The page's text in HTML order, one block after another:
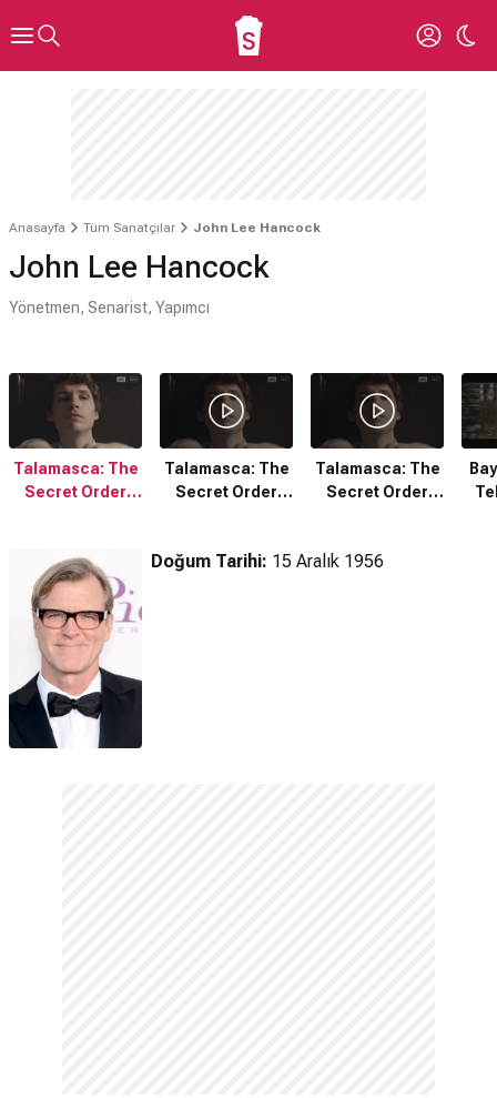
Anasayfa Tüm Sanatçılar John Lee Hancock
John Lee Hancock
Yönetmen, Senarist, Yapımcı
Talamasca: The
Secret Order
Talamasca: The
Secret Order
Talamasca: The
Secret Order
Doğum Tarihi: 15 Aralık 1956